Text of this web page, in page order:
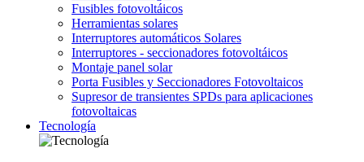
Fusibles fotovoltáicos
Herramientas solares
Interruptores automáticos Solares
Interruptores - seccionadores fotovoltáicos
Montaje panel solar
Porta Fusibles y Seccionadores Fotovoltaicos
Supresor de transientes SPDs para aplicaciones
fotovoltaicas
Tecnología